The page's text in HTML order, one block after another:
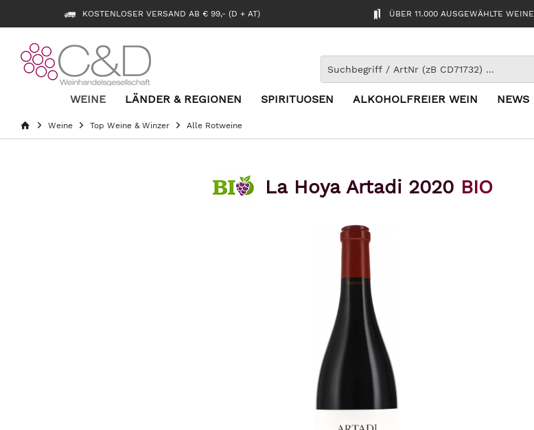
KOSTENLOSER VERSAND AB € 99,- (D + AT) ÜBER 11.000 AUSGEWÄHLTE WEINE
WEINE LÄNDER & REGIONEN SPIRITUOSEN ALKOHOLFREIER WEIN NEWS
Weine Top Weine & Winzer Alle Rotweine
La Hoya Artadi 2020 BIO